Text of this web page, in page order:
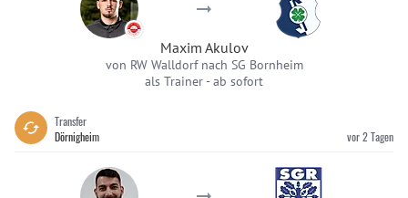
Maxim Akulov
von RW Walldorf nach SG Bornheim
als Trainer -ab sofort
Transfer
Dörnigheim
vor 2 Tagen